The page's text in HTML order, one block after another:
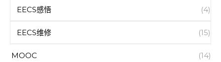
EECS感悟 (4)
EECS维修 (15)
MOOC (14)